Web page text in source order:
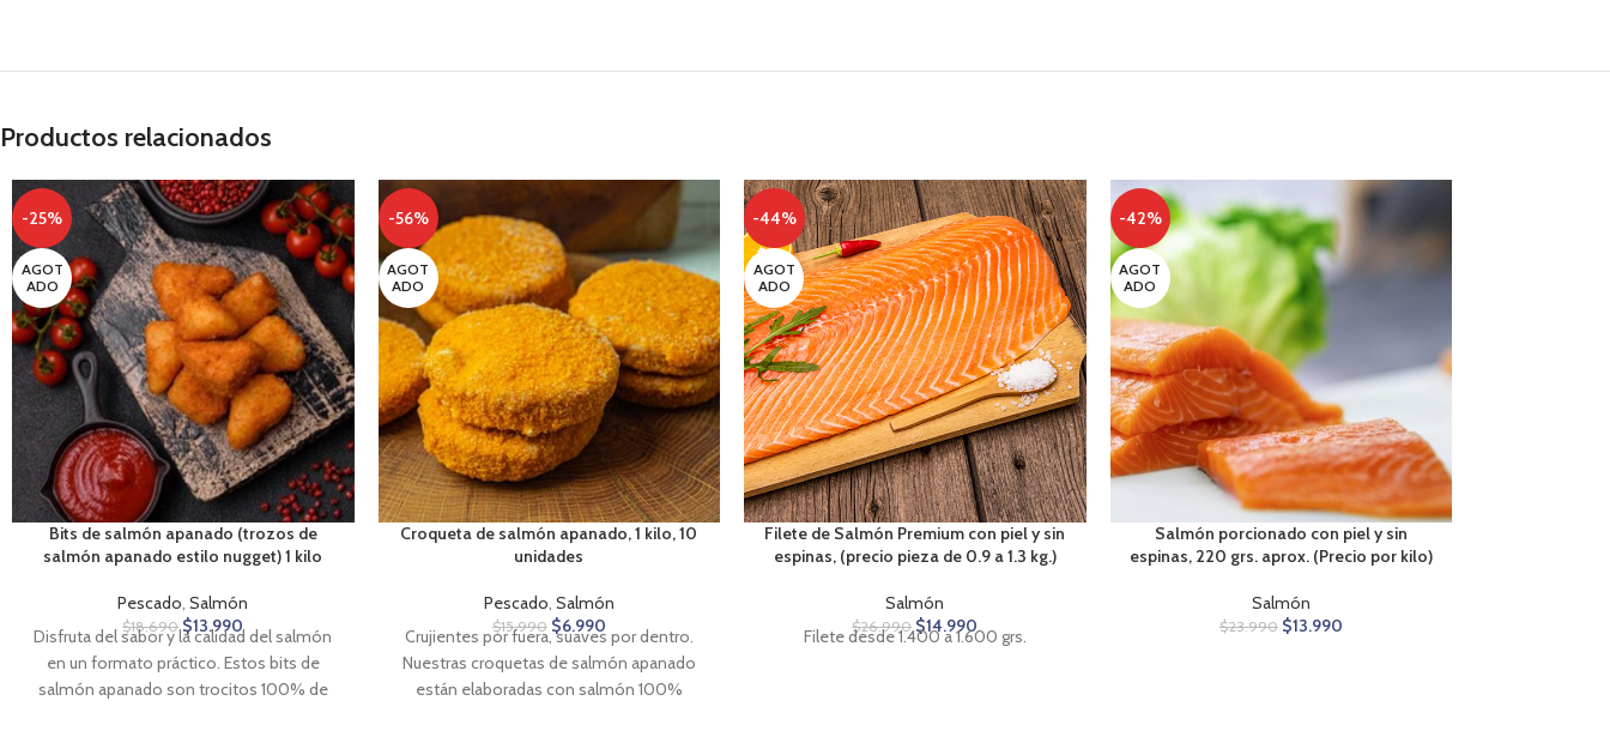
Productos relacionados
-25%
AGOT
ADO
Bits de salmón apanado (trozos de
salmón apanado estilo nugget) 1 kilo
Pescado ,Salmón
$18.690 $13.990
Disfruta del sabor y la calidad del salmón
en un formato práctico. Estos bits de
salmón apanado son trocitos 100% de
-56%
AGOT
ADO
Croqueta de salmón apanado, 1 kilo, 10
unidades
Pescado Salmón
$15.990 $6.990
Crujientes por fuera, suaves por dentro.
Nuestras croquetas de salmón apanado
están elaboradas con salmón 100%
-44%
AGOT
ADO
Filete de Salmón Premium con piel y sin
espinas, (precio pieza de 0.9 a 1.3 kg.)
Salmón
$26.990 $14.990
Filete desde 1.400 a 1.600 grs.
-42%
AGOT
ADO
Salmón porcionado con piel y sin
espinas, 220 grs. aprox. (Precio por kilo)
Salmón
$23.990 $13.990